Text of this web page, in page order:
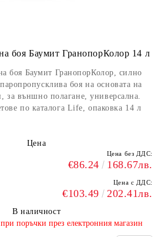
боя Баумит ГранопорКолор 14 л
боя Баумит ГранопорКолор, силно
боя на основата на
за външно полагане, универсална.
по каталога Life, опаковка 14 л
Цена
Цена без ДДС:
€86.24 168.67лв.
Цена с ДДС:
€103.49 202.41лв.
В наличност
поръчки през електронния магазин